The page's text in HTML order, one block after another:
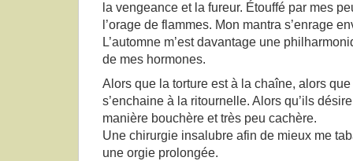
la vengeance et la fureur. Étouffé par mes
l’orage de flammes. Mon mantra s’enrage
L’automne m’est davantage une
de mes hormones.
Alors que la torture est à la chaîne, alors
s’enchaine à la ritournelle. Alors qu’ils
manière bouchère et très peu cachère.
Une chirurgie insalubre afin de mieux me
une orgie prolongée.